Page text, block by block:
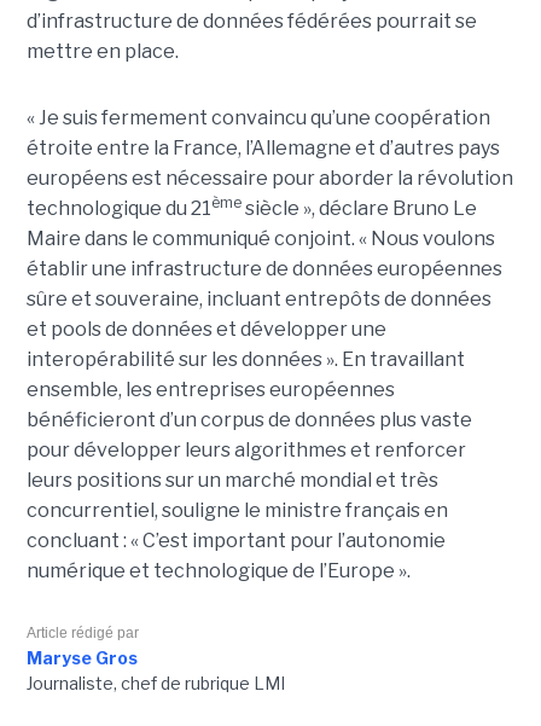
d’infrastructure de données fédérées pourrait se
mettre en place.
« Je suis fermement convaincu qu’une coopération
étroite entre la France, l’Allemagne et d’autres pays
européens est nécessaire pour aborder la révolution
technologique du 21èmesiècle », déclare Bruno Le
Maire dans le communiqué conjoint. « Nous voulons
établir une infrastructure de données européennes
sûre et souveraine, incluant entrepôts de données
et pools de données et développer une
interopérabilité sur les données ». En travaillant
ensemble, les entreprises européennes
bénéficieront d’un corpus de données plus vaste
pour développer leurs algorithmes et renforcer
leurs positions sur un marché mondial et très
concurrentiel, souligne le ministre français en
concluant : « C’est important pour l’autonomie
numérique et technologique de l’Europe ».
Article rédigé par
Maryse Gros
Journaliste, chef de rubrique LMI